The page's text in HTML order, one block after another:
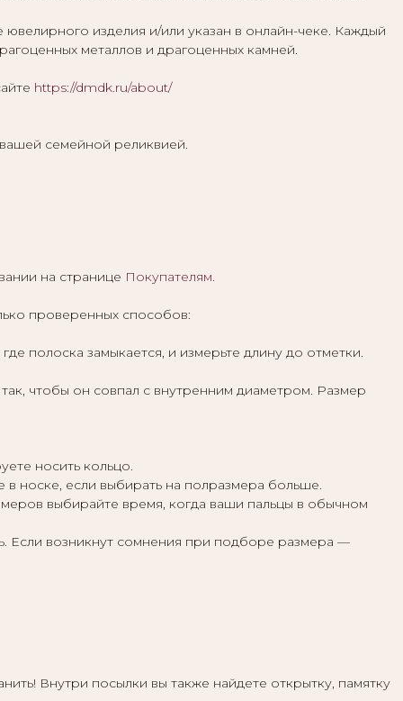
изделия и/или указан в онлайн-чеке. Каждый
металлов и драгоценных камней.
https://dmdk.ru/about/
семейной реликвией.
на странице Покупателям.
проверенных способов:
полоска замыкается, и измерьте длину до отметки.
чтобы он совпал с внутренним диаметром. Размер
носить кольцо.
носке, если выбирать на полразмера больше.
выбирайте время, когда ваши пальцы в обычном
Если возникнут сомнения при подборе размера —
Внутри посылки вы также найдете открытку, памятку